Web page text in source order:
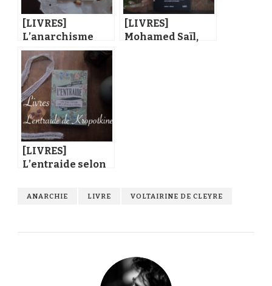
[LIVRES]
L’anarchisme
d’Emma Goldman
[LIVRES]
Mohamed Saïl,
[LIVRES]
L’entraide selon
ANARCHIE LIVRE VOLTAIRINE DE CLEYRE